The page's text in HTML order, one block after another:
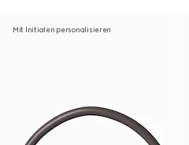
Mit Initialen personalisieren